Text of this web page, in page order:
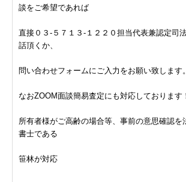
談をご希望であれば
直接０３-５７１３-１２２０担当代表兼認定司
話頂くか、
問い合わせフォームにご入力をお願い致します。
なおZOOM面談簡易査定にも対応しております
所有者様がご高齢の場合等、事前の意思確認を
書士である
笹林が対応